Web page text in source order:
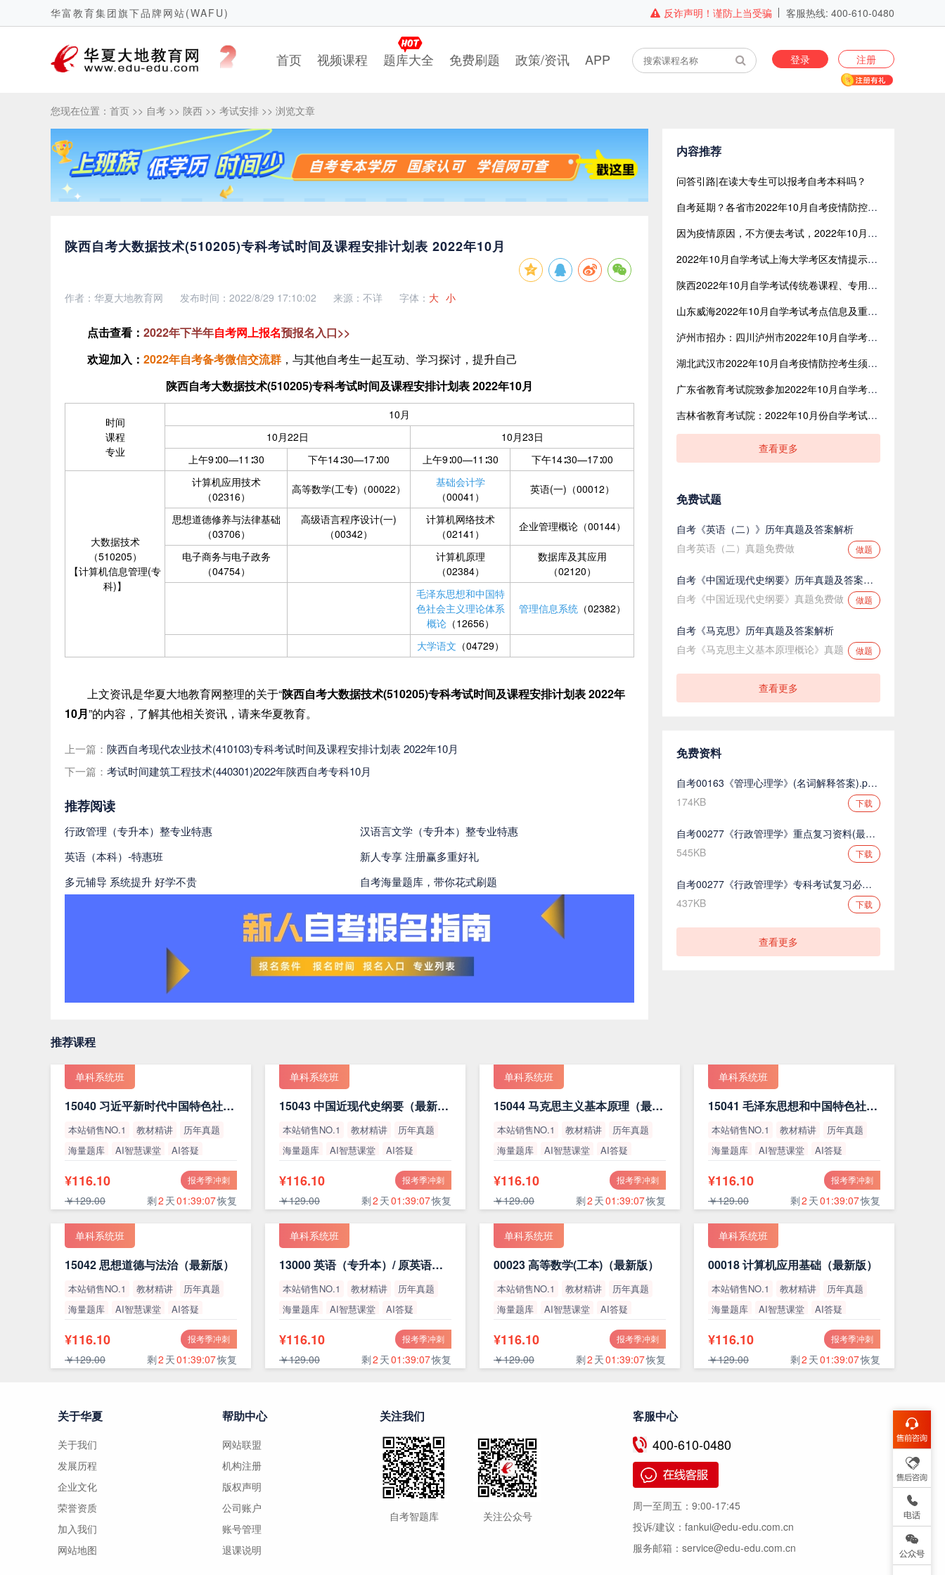
华富教育集团旗下品牌网站(WAFU) 客服热线: 400-610-0480
反诈声明！谨防上当受骗
首页 视频课程 题库大全 免费刷题 政策/资讯 APP 登录 注册
您现在位置： 首页 >> 自考 >> 陕西 >> 考试安排 >> 浏览文章
陕西自考大数据技术(510205)专科考试时间及课程安排计划表 2022年10月
作者：华夏大地教育网 发布时间：2022/8/29 17:10:02 来源：不详 字体： 大 小
点击查看： 2022年下半年自考网上报名预报名入口>>
欢迎加入 ： 2022年自考备考微信交流群 ，与其他自考生一起互动、学习探讨，提升自己
陕西自考大数据技术(510205)专科考试时间及课程安排计划表 2022年10月
时间
课程
专业
10月
10月22日
10月23日
上午9∶00—11∶30
下午14∶30—17∶00 上午9∶00—11∶30 下午14∶30—17∶00
大数据技术
（510205）
【计算机信息管理(专
科)】
计算机应用技术
（02316）
高等数学(工专)（00022）
基础会计学
（00041）
英语(一)（00012）
思想道德修养与法律基础
（03706）
高级语言程序设计(一)
（00342）
计算机网络技术
（02141）
企业管理概论（00144）
电子商务与电子政务
（04754）
计算机原理
（02384）
数据库及其应用
（02120）
毛泽东思想和中国特
色社会主义理论体系
概论（12656）
管理信息系统（02382）
大学语文 （04729）
上文资讯是华夏大地教育网整理的关于“陕西自考大数据技术(510205)专科考试时间及课程安排计划表 2022年
10月”的内容，了解其他相关资讯，请来华夏教育。
上一篇： 陕西自考现代农业技术(410103)专科考试时间及课程安排计划表 2022年10月
下一篇： 考试时间建筑工程技术(440301)2022年陕西自考专科10月
推荐阅读
行政管理（专升本）整专业特惠
汉语言文学（专升本）整专业特惠
英语（本科）-特惠班
新人专享 注册赢多重好礼
多元辅导 系统提升 好学不贵
自考海量题库，带你花式刷题
内容推荐
问答引路|在读大专生可以报考自考本科吗？
自考延期？各省市2022年10月自考疫情防控须知汇总
因为疫情原因，不方便去考试，2022年10月广东自考可以弃考吗？
2022年10月自学考试上海大学考区友情提示：在上海大学宝山校区南门专用通道进出校园
陕西2022年10月自学考试传统卷课程、专用答题卡课程信息
山东威海2022年10月自学考试考点信息及重要提醒
泸州市招办：四川泸州市2022年10月自学考试考点信息更正通告
湖北武汉市2022年10月自考疫情防控考生须知：应全程接种新冠病毒疫苗
广东省教育考试院致参加2022年10月自学考试考生的一封信
吉林省教育考试院：2022年10月份自学考试相关科目作答的通知
查看更多
免费试题
自考《英语（二）》历年真题及答案解析
自考英语（二）真题免费做
做题
自考《中国近现代史纲要》历年真题及答案解析
自考《中国近现代史纲要》真题免费做
做题
自考《马克思》历年真题及答案解析
自考《马克思主义基本原理概论》真题
做题
查看更多
免费资料
自考00163《管理心理学》(名词解释答案).pdf.pdf
174KB
下载
自考00277《行政管理学》重点复习资料(最新整理).pdf.pdf
545KB
下载
自考00277《行政管理学》专科考试复习必备.pdf.pdf
437KB
下载
查看更多
推荐课程
单科系统班
15040 习近平新时代中国特色社会主义思想概论（最新版）
本站销售NO.1 教材精讲
历年真题
海量题库
AI智慧课堂
AI答疑
报考季冲刺
¥116.10
￥129.00 剩2 天01:39:06恢复
单科系统班
15043 中国近现代史纲要（最新版）
本站销售NO.1 教材精讲
历年真题
海量题库
AI智慧课堂
AI答疑
报考季冲刺
¥116.10
￥129.00 剩2 天01:39:06恢复
单科系统班
15044 马克思主义基本原理（最新版）
本站销售NO.1 教材精讲
历年真题
海量题库
AI智慧课堂
AI答疑
报考季冲刺
¥116.10
￥129.00 剩2 天01:39:06恢复
单科系统班
15041 毛泽东思想和中国特色社会主义理论体系概论（最新版）
本站销售NO.1 教材精讲
历年真题
海量题库
AI智慧课堂
AI答疑
报考季冲刺
¥116.10
￥129.00 剩2 天01:39:06恢复
单科系统班
15042 思想道德与法治（最新版）
本站销售NO.1 教材精讲
历年真题
海量题库
AI智慧课堂
AI答疑
报考季冲刺
¥116.10
￥129.00 剩2 天01:39:06恢复
单科系统班
13000 英语（专升本）/ 原英语（二）
本站销售NO.1 教材精讲
历年真题
海量题库
AI智慧课堂
AI答疑
报考季冲刺
¥116.10
￥129.00 剩2 天01:39:06恢复
单科系统班
00023 高等数学(工本)（最新版）
本站销售NO.1 教材精讲
历年真题
海量题库
AI智慧课堂
AI答疑
报考季冲刺
¥116.10
￥129.00 剩2 天01:39:06恢复
单科系统班
00018 计算机应用基础（最新版）
本站销售NO.1 教材精讲
历年真题
海量题库
AI智慧课堂
AI答疑
报考季冲刺
¥116.10
￥129.00 剩2 天01:39:06恢复
关于华夏
关于我们
发展历程
企业文化
荣誉资质
加入我们
网站地图
帮助中心
网站联盟
机构注册
版权声明
公司账户
账号管理
退课说明
关注我们
自考智题库 关注公众号
客服中心
400-610-0480
周一至周五： 9:00-17:45
投诉/建议： fankui@edu-edu.com.cn
服务邮箱： service@edu-edu.com.cn